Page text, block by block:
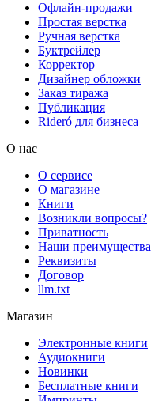
Офлайн-продажи
Простая верстка
Ручная верстка
Буктрейлер
Корректор
Дизайнер обложки
Заказ тиража
Публикация
Rideró для бизнеса
О нас
О сервисе
О магазине
Книги
Возникли вопросы?
Приватность
Наши преимущества
Реквизиты
Договор
llm.txt
Магазин
Электронные книги
Аудиокниги
Новинки
Бесплатные книги